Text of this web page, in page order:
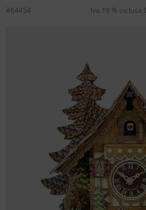
#64454 Iva 19 % inclusa